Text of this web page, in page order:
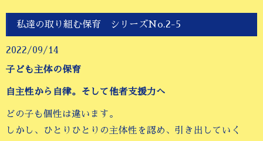
私達の取り組む保育 シリーズNo.2-5
2022/09/14
子ども主体の保育
自主性から自律。そして他者支援力へ
どの子も個性は違います。
しかし、ひとりひとりの主体性を認め、引き出していく